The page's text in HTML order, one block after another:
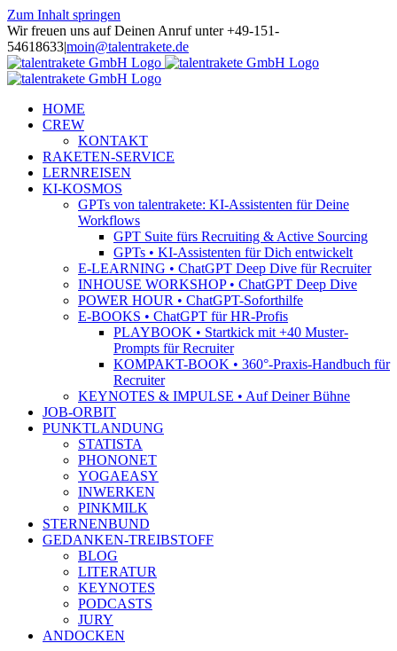
Zum Inhalt springen
Wir freuen uns auf Deinen Anruf unter +49-151-
54618633|moin@talentrakete.de
HOME
CREW
KONTAKT
RAKETEN-SERVICE
LERNREISEN
KI-KOSMOS
GPTs von talentrakete: KI-Assistenten für Deine
Workflows
GPT Suite fürs Recruiting & Active Sourcing
GPTs • KI-Assistenten für Dich entwickelt
E-LEARNING • ChatGPT Deep Dive für Recruiter
INHOUSE WORKSHOP • ChatGPT Deep Dive
POWER HOUR • ChatGPT-Soforthilfe
E-BOOKS • ChatGPT für HR-Profis
PLAYBOOK • Startkick mit +40 Muster-
Prompts für Recruiter
KOMPAKT-BOOK • 360°-Praxis-Handbuch für
Recruiter
KEYNOTES & IMPULSE • Auf Deiner Bühne
JOB-ORBIT
PUNKTLANDUNG
STATISTA
PHONONET
YOGAEASY
INWERKEN
PINKMILK
STERNENBUND
GEDANKEN-TREIBSTOFF
BLOG
LITERATUR
KEYNOTES
PODCASTS
JURY
ANDOCKEN